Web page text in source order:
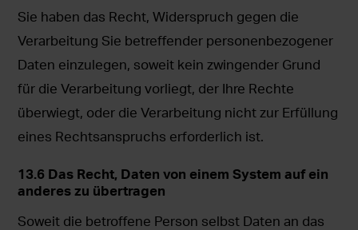
Sie haben das Recht, Widerspruch gegen die
Verarbeitung Sie betreffender personenbezogener
Daten einzulegen, soweit kein zwingender Grund
für die Verarbeitung vorliegt, der Ihre Rechte
überwiegt, oder die Verarbeitung nicht zur Erfüllung
eines Rechtsanspruchs erforderlich ist.
13.6 Das Recht, Daten von einem System auf ein
anderes zu übertragen
Soweit die betroffene Person selbst Daten an das